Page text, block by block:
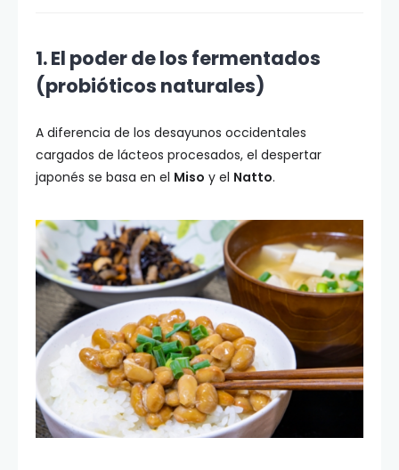
1. El poder de los fermentados
(probióticos naturales)
A diferencia de los desayunos occidentales
cargados de lácteos procesados, el despertar
japonés se basa en el Miso y el Natto.